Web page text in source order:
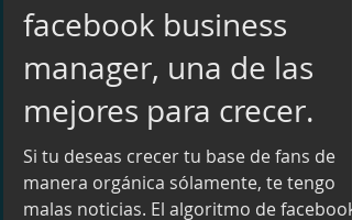
La herramienta de
facebook business
manager, una de las
mejores para crecer.
Si tu deseas crecer tu base de fans de